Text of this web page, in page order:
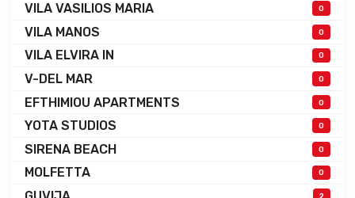
VILA VASILIOS MARIA 0
VILA MANOS 0
VILA ELVIRA IN 0
V-DEL MAR 0
EFTHIMIOU APARTMENTS 0
YOTA STUDIOS 0
SIRENA BEACH 0
MOLFETTA 0
2